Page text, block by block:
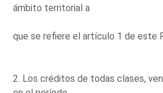
ámbito territorial a
que se refiere el artículo 1 de este
2. Los créditos de todas clases,